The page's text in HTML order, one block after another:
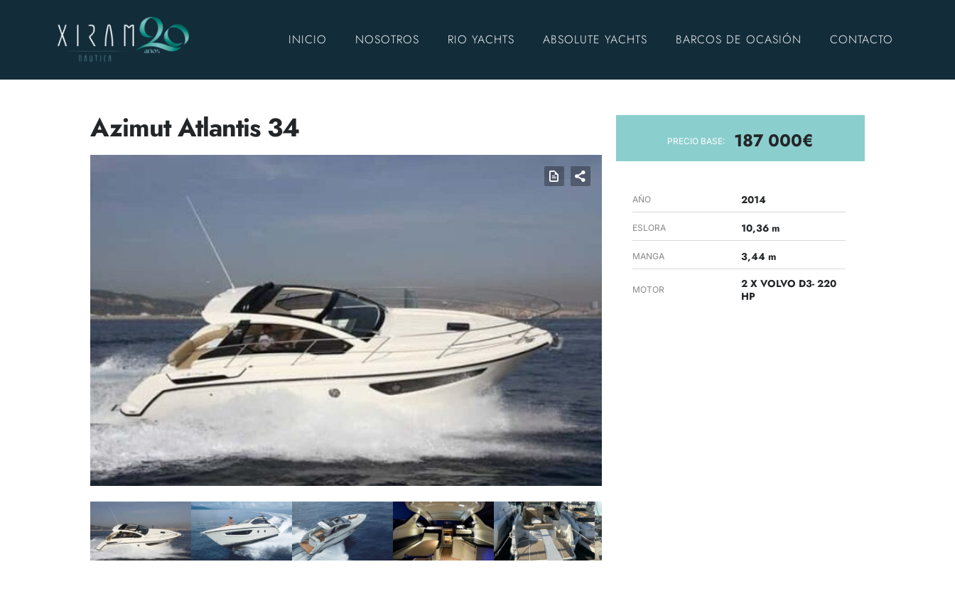
INICIO NOSOTROS RIO YACHTS ABSOLUTE YACHTS BARCOS DE OCASIÓN CONTACTO
Azimut Atlantis 34 PRECIO BASE: 187 000€
AÑO 2014
ESLORA 10,36 m
MANGA 3,44 m
MOTOR
2 X VOLVO D3- 220
HP